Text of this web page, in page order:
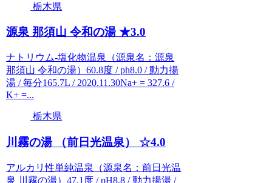
栃木県
源泉 那須山 令和の湯 ★3.0
ナトリウム-塩化物温泉（源泉名：源泉
那須山 令和の湯）60.8度 / ph8.0 / 動力揚
湯 / 毎分165.7L / 2020.11.30Na+ = 327.6 /
K+ =...
栃木県
川霧の湯 （前日光温泉） ☆4.0
アルカリ性単純温泉（源泉名：前日光温
泉 川霧の湯）47.1度 / pH8.8 / 動力揚湯 /